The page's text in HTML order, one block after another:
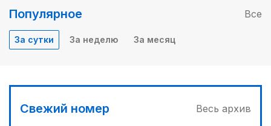
Популярное Все
За сутки За неделю За месяц
Свежий номер Весь архив